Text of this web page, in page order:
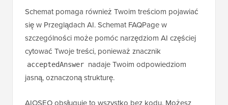
Schemat pomaga również Twoim treściom pojawiać
się w Przeglądach AI. Schemat FAQPage w
szczególności może pomóc narzędziom AI częściej
cytować Twoje treści, ponieważ znacznik
acceptedAnswer nadaje Twoim odpowiedziom
jasną, oznaczoną strukturę.